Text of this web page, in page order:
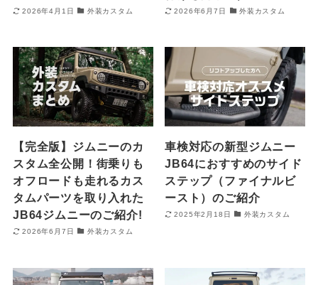
2026年4月1日 外装カスタム 2026年6月7日 外装カスタム
【完全版】ジムニーのカ
スタム全公開！街乗りも
オフロードも走れるカス
タムパーツを取り入れた
JB64ジムニーのご紹介!
2026年6月7日 外装カスタム
車検対応の新型ジムニー
JB64におすすめのサイド
ステップ（ファイナルビ
ースト）のご紹介
2025年2月18日 外装カスタム